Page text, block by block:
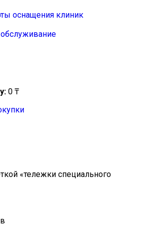
оснащения клиник
0 ₸
«тележки специального